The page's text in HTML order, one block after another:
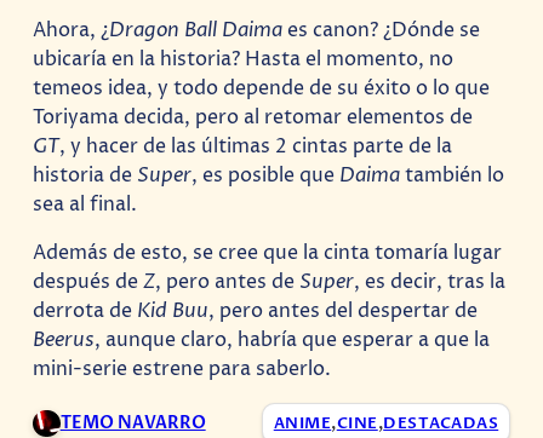
Ahora, ¿Dragon Ball Daimaes canon? ¿Dónde se
ubicaría en la historia? Hasta el momento, no
temeos idea, y todo depende de su éxito o lo que
Toriyama decida, pero al retomar elementos de
GT, y hacer de las últimas 2 cintas parte de la
historia de Super, es posible que Daimatambién lo
sea al final.
Además de esto, se cree que la cinta tomaría lugar
después deZ, pero antes de Super, es decir, tras la
derrota de Kid Buu, pero antes del despertar de
Beerus, aunque claro, habría que esperar a que la
mini-serie estrene para saberlo.
TEMO NAVARRO ANIME,CINE,DESTACADAS